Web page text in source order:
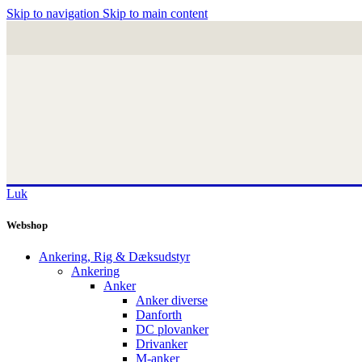
Skip to navigation Skip to main content
Luk
Webshop
Ankering, Rig & Dæksudstyr
Ankering
Anker
Anker diverse
Danforth
DC plovanker
Drivanker
M-anker